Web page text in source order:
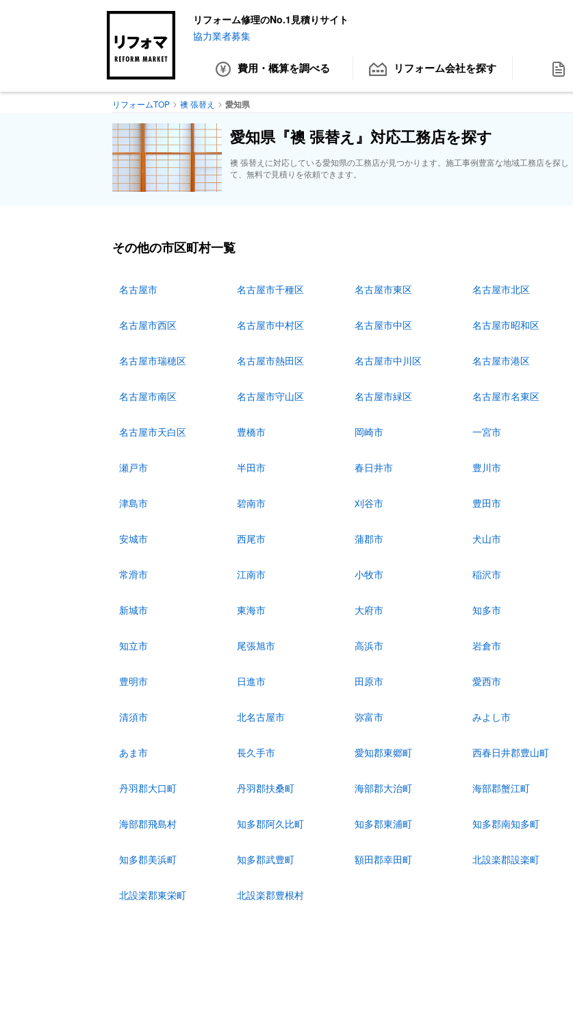
リフォーム修理のNo.1見積りサイト
協力業者募集
費用・概算を調べる リフォーム会社を探す
リフォームTOP 襖 張替え 愛知県
愛知県『襖 張替え』対応工務店を探す
襖 張替えに対応している愛知県の工務店が見つかります。施工事例豊富な地域工務店を探し
て、無料で見積りを依頼できます。
その他の市区町村一覧
名古屋市 名古屋市千種区 名古屋市東区 名古屋市北区
名古屋市西区 名古屋市中村区 名古屋市中区 名古屋市昭和区
名古屋市瑞穂区 名古屋市熱田区 名古屋市中川区 名古屋市港区
名古屋市南区 名古屋市守山区 名古屋市緑区 名古屋市名東区
名古屋市天白区 豊橋市 岡崎市 一宮市
瀬戸市 半田市 春日井市 豊川市
津島市 碧南市 刈谷市 豊田市
安城市 西尾市 蒲郡市 犬山市
常滑市 江南市 小牧市 稲沢市
新城市 東海市 大府市 知多市
知立市 尾張旭市 高浜市 岩倉市
豊明市 日進市 田原市 愛西市
清須市 北名古屋市 弥富市 みよし市
あま市 長久手市 愛知郡東郷町 西春日井郡豊山町
丹羽郡大口町 丹羽郡扶桑町 海部郡大治町 海部郡蟹江町
海部郡飛島村 知多郡阿久比町 知多郡東浦町 知多郡南知多町
知多郡美浜町 知多郡武豊町 額田郡幸田町 北設楽郡設楽町
北設楽郡東栄町 北設楽郡豊根村